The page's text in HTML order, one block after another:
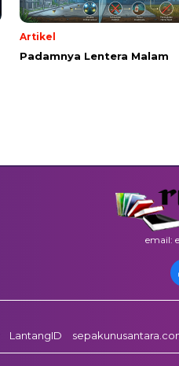
Artikel
Padamnya Lentera Malam
email:
LantangID